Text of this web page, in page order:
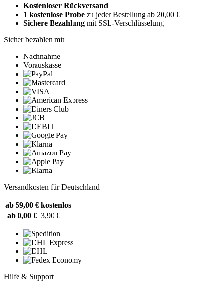
Kostenloser Rückversand
1 kostenlose Probe zu jeder Bestellung ab 20,00 €
Sichere Bezahlung mit SSL-Verschlüsselung
Sicher bezahlen mit
Nachnahme
Vorauskasse
Versandkosten für Deutschland
ab 59,00 € kostenlos
ab 0,00 € 3,90 €
Hilfe & Support